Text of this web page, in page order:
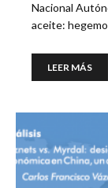
Nacional
aceite:
LEER MÁS